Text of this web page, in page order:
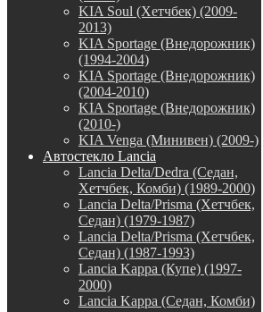
KIA Soul (Хетчбек) (2009-
2013)
KIA Sportage (Внедорожник)
(1994-2004)
KIA Sportage (Внедорожник)
(2004-2010)
KIA Sportage (Внедорожник)
(2010-)
KIA Venga (Минивен) (2009-)
Автостекло Lancia
Lancia Delta/Dedra (Седан,
Хетчбек, Комби) (1989-2000)
Lancia Delta/Prisma (Хетчбек,
Седан) (1979-1987)
Lancia Delta/Prisma (Хетчбек,
Седан) (1987-1993)
Lancia Kappa (Купе) (1997-
2000)
Lancia Kappa (Седан, Комби)